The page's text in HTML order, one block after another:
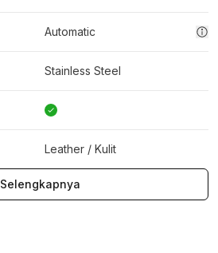
Automatic
Stainless Steel
Leather / Kulit
Selengkapnya